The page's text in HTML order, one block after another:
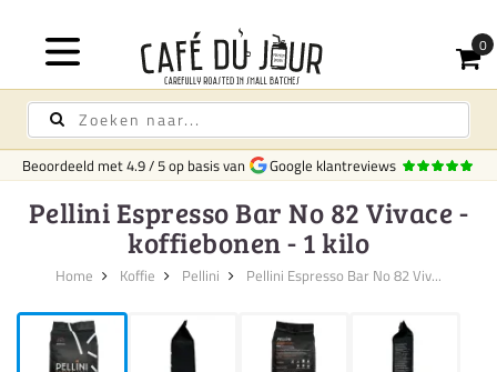
Beoordeeld met4.9/5op basis van Google klantreviews
Pellini Espresso Bar No 82 Vivace -
koffiebonen - 1 kilo
Home Koffie Pellini Pellini Espresso Bar No 82 Viv...